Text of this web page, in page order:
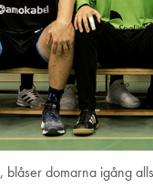
blåser domarna igång